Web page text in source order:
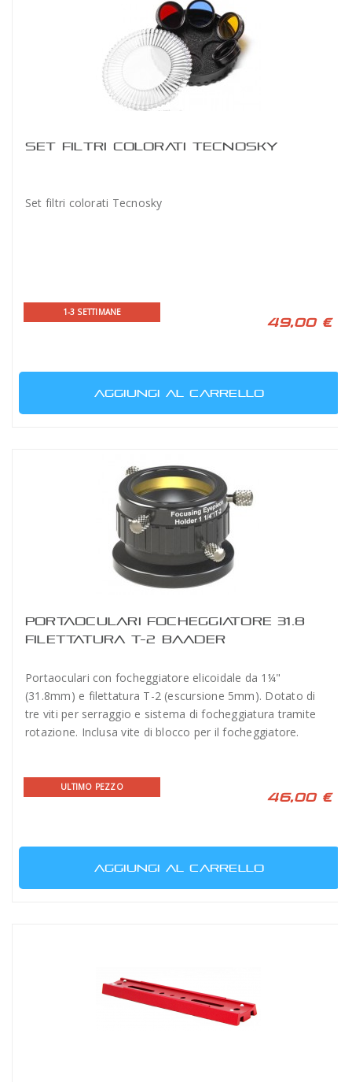
SET FILTRI COLORATI TECNOSKY
Set filtri colorati Tecnosky
1-3 SETTIMANE
49,00 €
AGGIUNGI AL CARRELLO
PORTAOCULARI FOCHEGGIATORE 31.8
FILETTATURA T-2 BAADER
Portaoculari con focheggiatore elicoidale da 1¼"
(31.8mm) e filettatura T-2 (escursione 5mm). Dotato di
tre viti per serraggio e sistema di focheggiatura tramite
rotazione. Inclusa vite di blocco per il focheggiatore.
ULTIMO PEZZO
46,00 €
AGGIUNGI AL CARRELLO